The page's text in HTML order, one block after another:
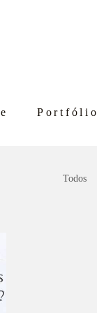
Portfólio
Todos